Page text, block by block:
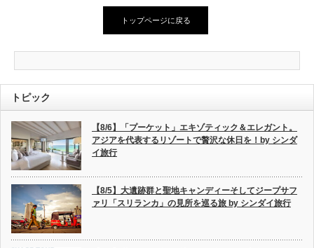
トップページに戻る
トピック
【8/6】「プーケット」エキゾティック＆エレガント。
アジアを代表するリゾートで贅沢な休日を！by シンダ
イ旅行
【8/5】大遺跡群と聖地キャンディーそしてジープサフ
ァリ「スリランカ」の見所を巡る旅 by シンダイ旅行